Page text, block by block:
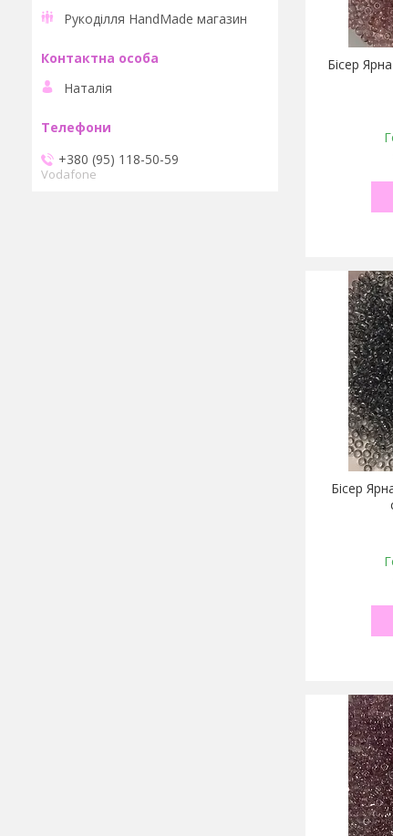
Бісер
Бісер
Рукоділля HandMade магазин
Наталія
+380 (95) 118-50-59
Vodafone